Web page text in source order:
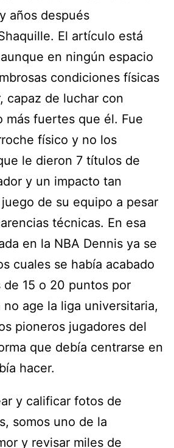
años después
El artículo está
en ningún espacio
condiciones físicas
capaz de luchar con
más fuertes que él. Fue
físico y no los
le dieron 7 títulos de
y un impacto tan
de su equipo a pesar
técnicas. En esa
en la NBA Dennis ya se
cuales se había acabado
de 15 o 20 puntos por
age la liga universitaria,
pioneros jugadores del
que debía centrarse en
hacer.
y calificar fotos de
somos uno de la
y revisar miles de